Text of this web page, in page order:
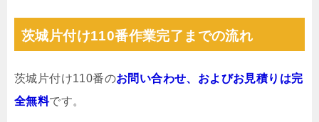
茨城片付け110番作業完了までの流れ
茨城片付け110番のお問い合わせ、およびお見積りは完
全無料です。